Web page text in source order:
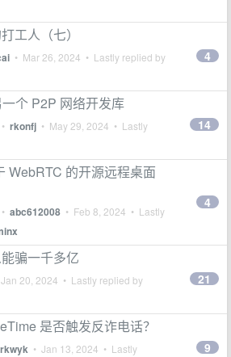
工人（七）
• Mar 26, 2024 • Lastly replied by 4
个 P2P 网络开发库
• rkonfj • May 29, 2024 • Lastly
14
WebRTC 的开源远程桌面
• abc612008 • Feb 8, 2024 • Lastly
4
骗一千多亿
Jan 20, 2024 • Lastly replied by 21
是否触发反诈电话？
• Jan 13, 2024 • Lastly
9